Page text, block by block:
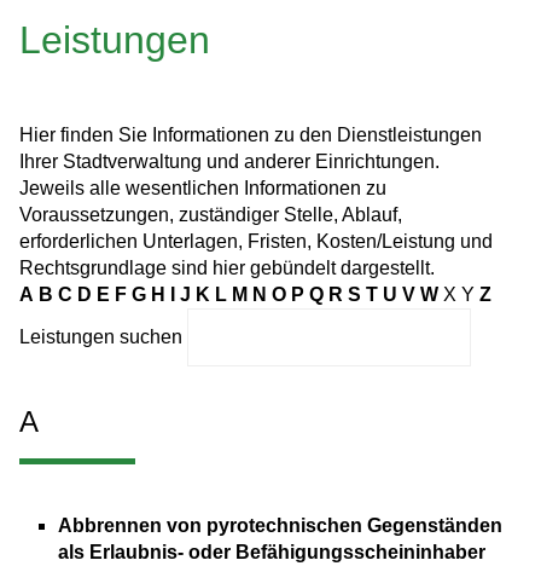
Leistungen
Hier finden Sie Informationen zu den Dienstleistungen
Ihrer Stadtverwaltung und anderer Einrichtungen.
Jeweils alle wesentlichen Informationen zu
Voraussetzungen, zuständiger Stelle, Ablauf,
erforderlichen Unterlagen, Fristen, Kosten/Leistung und
Rechtsgrundlage sind hier gebündelt dargestellt.
A B C D E F G H J K L M N O P Q R S T U V W X Y Z
Leistungen suchen
A
Abbrennen von pyrotechnischen Gegenständen
als Erlaubnis- oder Befähigungsscheininhaber